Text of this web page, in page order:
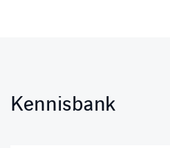
Kennisbank